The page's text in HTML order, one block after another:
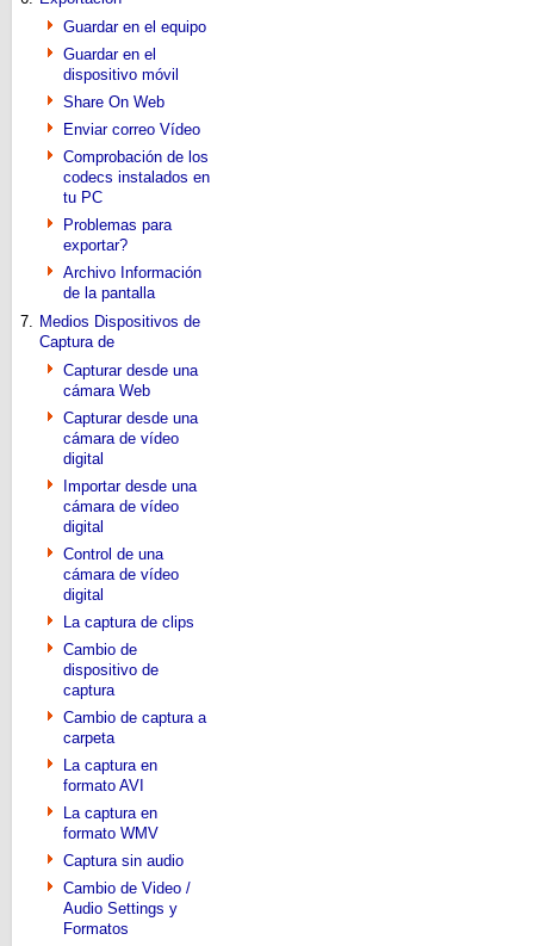
Guardar en el equipo
Guardar en el
dispositivo móvil
Share On Web
Enviar correo Vídeo
Comprobación de los
codecs instalados en
tu PC
Problemas para
exportar?
Archivo Información
de la pantalla
7. Medios Dispositivos de
Captura de
Capturar desde una
cámara Web
Capturar desde una
cámara de vídeo
digital
Importar desde una
cámara de vídeo
digital
Control de una
cámara de vídeo
digital
La captura de clips
Cambio de
dispositivo de
captura
Cambio de captura a
carpeta
La captura en
formato AVI
La captura en
formato WMV
Captura sin audio
Cambio de Video /
Audio Settings y
Formatos